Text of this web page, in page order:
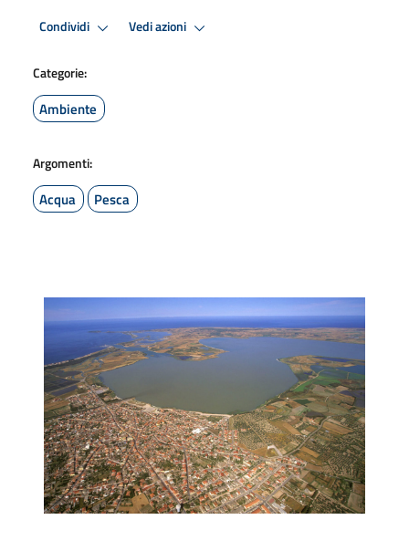
Condividi Vedi azioni
Categorie:
Ambiente
Argomenti:
Acqua Pesca